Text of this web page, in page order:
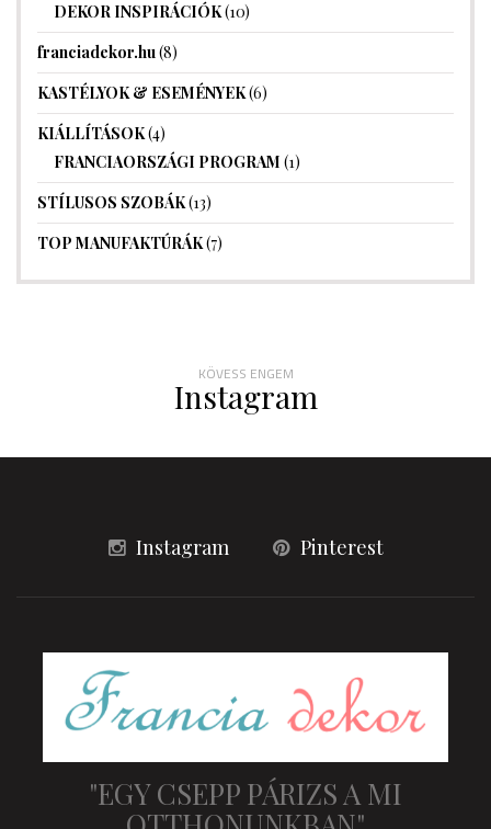
DEKOR INSPIRÁCIÓK(10)
franciadekor.hu(8)
KASTÉLYOK & ESEMÉNYEK(6)
KIÁLLÍTÁSOK(4)
FRANCIAORSZÁGI PROGRAM (1)
STÍLUSOS SZOBÁK(13)
TOP MANUFAKTÚRÁK(7)
KÖVESS ENGEM
Instagram
Instagram Pinterest
"EGY CSEPP PÁRIZS A MI